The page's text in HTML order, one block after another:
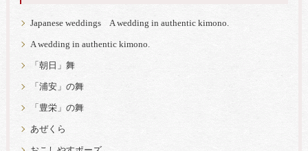
Japanese weddings A wedding in authentic kimono.
A wedding in authentic kimono.
「朝日」舞
「浦安」の舞
「豊栄」の舞
あぜくら